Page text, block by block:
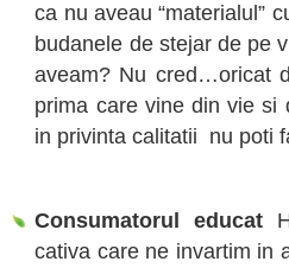
ca nu aveau “materialul”
budanele de stejar de pe
aveam? Nu cred…oricat
prima care vine din vie si
in privinta calitatii nu poti
Consumatorul educat
cativa care ne invartim in